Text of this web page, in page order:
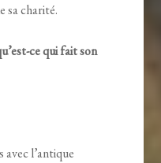
sa charité.
ce qui fait son
l’antique